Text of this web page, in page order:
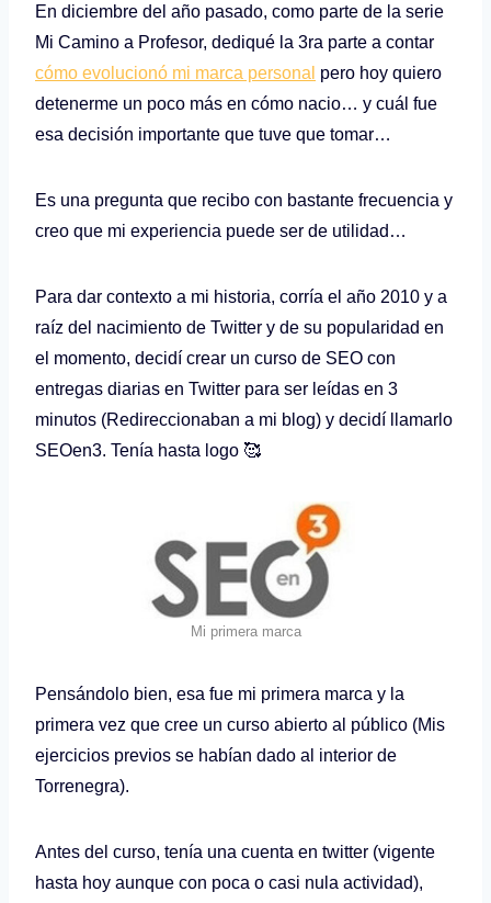
En diciembre del año pasado, como parte de la serie
Mi Camino a Profesor, dediqué la 3ra parte a contar
cómo evolucionó mi marca personal pero hoy quiero
detenerme un poco más en cómo nacio… y cuál fue
esa decisión importante que tuve que tomar…
Es una pregunta que recibo con bastante frecuencia y
creo que mi experiencia puede ser de utilidad…
Para dar contexto a mi historia, corría el año 2010 y a
raíz del nacimiento de Twitter y de su popularidad en
el momento, decidí crear un curso de SEO con
entregas diarias en Twitter para ser leídas en 3
minutos (Redireccionaban a mi blog) y decidí llamarlo
SEOen3. Tenía hasta logo 🥰
Mi primera marca
Pensándolo bien, esa fue mi primera marca y la
primera vez que cree un curso abierto al público (Mis
ejercicios previos se habían dado al interior de
Torrenegra).
Antes del curso, tenía una cuenta en twitter (vigente
hasta hoy aunque con poca o casi nula actividad),